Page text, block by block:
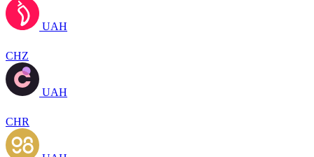
UAH
CHZ
UAH
CHR